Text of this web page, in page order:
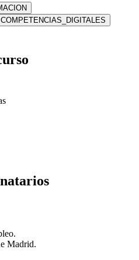
COMPETENCIAS_DIGITALES
Madrid.